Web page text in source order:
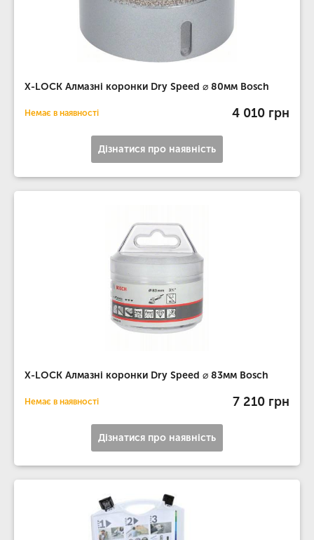
X-LOCK Алмазні коронки Dry Speed ​​⌀ 80мм Bosch
Немає в наявності 4 010 грн
Дізнатися про наявність
X-LOCK Алмазні коронки Dry Speed ​​⌀ 83мм Bosch
Немає в наявності 7 210 грн
Дізнатися про наявність